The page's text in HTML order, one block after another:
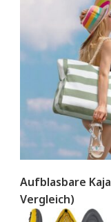
Aufblasbare
Vergleich)